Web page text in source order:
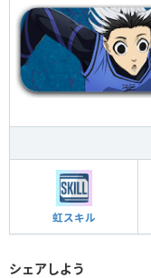
虹スキル
シェアしよう